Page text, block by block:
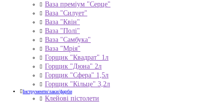
Ваза преміум "Серце"
Ваза "Силует"
Ваза "Квін"
Ваза "Полі"
Ваза "Самбука"
Ваза "Мрія"
Горщик "Квадрат" 1л
Горщик "Дюна" 2л
Горщик "Сфера" 1,5л
Горщик "Кільце" 3,2л
Інструменти/лаки/фарби
Клейові пістолети